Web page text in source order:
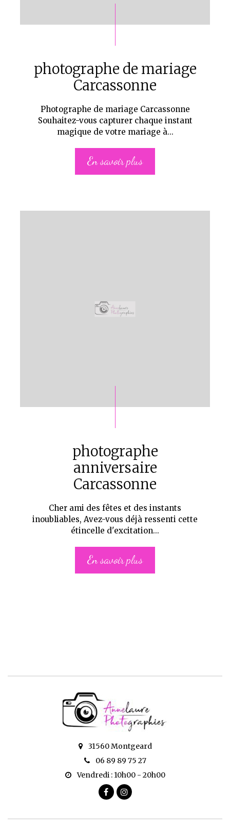
photographe de mariage
Carcassonne
Photographe de mariage Carcassonne
Souhaitez-vous capturer chaque instant
magique de votre mariage à...
En savoir plus
photographe
anniversaire
Carcassonne
Cher ami des fêtes et des instants
inoubliables, Avez-vous déjà ressenti cette
étincelle d'excitation...
En savoir plus
31560 Montgeard
06 89 89 75 27
Vendredi : 10h00 - 20h00